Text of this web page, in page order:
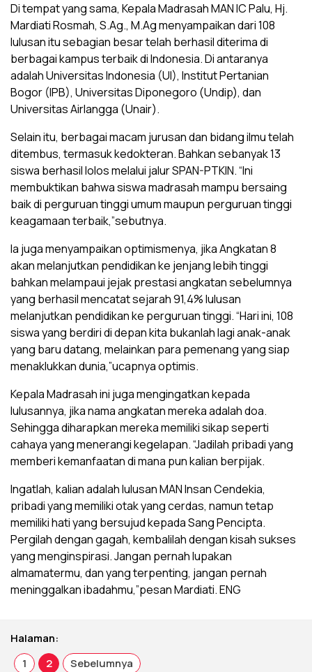
Di tempat yang sama, Kepala Madrasah MAN IC Palu, Hj.
Mardiati Rosmah, S.Ag., M.Ag menyampaikan dari 108
lulusan itu sebagian besar telah berhasil diterima di
berbagai kampus terbaik di Indonesia. Di antaranya
adalah Universitas Indonesia (UI), Institut Pertanian
Bogor (IPB), Universitas Diponegoro (Undip), dan
Universitas Airlangga (Unair).
Selain itu, berbagai macam jurusan dan bidang ilmu telah
ditembus, termasuk kedokteran. Bahkan sebanyak 13
siswa berhasil lolos melalui jalur SPAN-PTKIN. “Ini
membuktikan bahwa siswa madrasah mampu bersaing
baik di perguruan tinggi umum maupun perguruan tinggi
keagamaan terbaik,”sebutnya.
Ia juga menyampaikan optimismenya, jika Angkatan 8
akan melanjutkan pendidikan ke jenjang lebih tinggi
bahkan melampaui jejak prestasi angkatan sebelumnya
yang berhasil mencatat sejarah 91,4% lulusan
melanjutkan pendidikan ke perguruan tinggi. “Hari ini, 108
siswa yang berdiri di depan kita bukanlah lagi anak-anak
yang baru datang, melainkan para pemenang yang siap
menaklukkan dunia,”ucapnya optimis.
Kepala Madrasah ini juga mengingatkan kepada
lulusannya, jika nama angkatan mereka adalah doa.
Sehingga diharapkan mereka memiliki sikap seperti
cahaya yang menerangi kegelapan. “Jadilah pribadi yang
memberi kemanfaatan di mana pun kalian berpijak.
Ingatlah, kalian adalah lulusan MAN Insan Cendekia,
pribadi yang memiliki otak yang cerdas, namun tetap
memiliki hati yang bersujud kepada Sang Pencipta.
Pergilah dengan gagah, kembalilah dengan kisah sukses
yang menginspirasi. Jangan pernah lupakan
almamatermu, dan yang terpenting, jangan pernah
meninggalkan ibadahmu,”pesan Mardiati. ENG
Halaman:
1
2 Sebelumnya